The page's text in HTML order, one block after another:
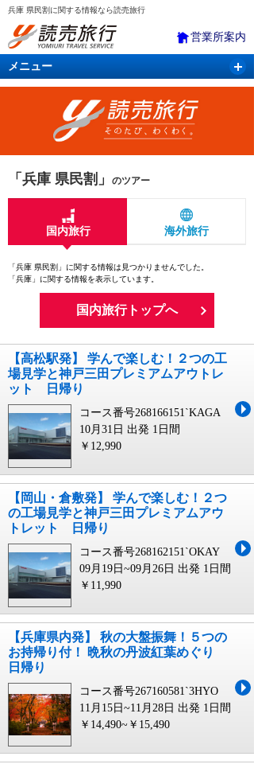
兵庫 県民割に関する情報なら読売旅行
営業所案内
メニュー
国内旅行 バスツアー 海外旅行
「兵庫 県民割」 のツアー
国内旅行 海外旅行
「兵庫 県民割」に関する情報は見つかりませんでした。
「兵庫」に関する情報を表示しています。
国内旅行トップへ
【高松駅発】 学んで楽しむ！２つの工
場見学と神戸三田プレミアムアウトレ
ット 日帰り
コース番号268166151`KAGA
10月31日 出発 1日間
￥12,990
【岡山・倉敷発】 学んで楽しむ！２つ
の工場見学と神戸三田プレミアムアウ
トレット 日帰り
コース番号268162151`OKAY
09月19日~09月26日 出発 1日間
￥11,990
【兵庫県内発】 秋の大盤振舞！５つの
お持帰り付！ 晩秋の丹波紅葉めぐり
日帰り
コース番号267160581`3HYO
11月15日~11月28日 出発 1日間
￥14,490~￥15,490